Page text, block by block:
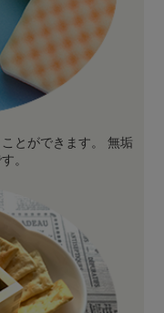
とができます。 無垢
。